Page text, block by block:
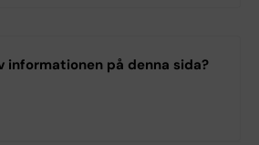
informationen på denna sida?